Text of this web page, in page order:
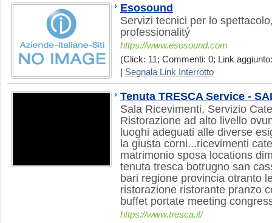
Esosound
Servizi tecnici per lo
professionalitý
https://www.esosound.com
(Click: 11; Commenti: 0; Link
Segnala Link Interrotto
Tenuta TRESCA Service -
Sala Ricevimenti, Servizio
Ristorazione ad alto livello
luoghi adeguati alle diverse
la giusta corni...ricevimenti
matrimonio sposa locations
tenuta tresca botrugno san
bari regione provincia otranto
ristorazione ristorante pranzo
buffet portate meeting
https://www.tresca.it/